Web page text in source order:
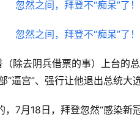
除去阴兵借票的事）上台的
“逼宫”、强行让他退出总统
7月18日，拜登忽然“感染新